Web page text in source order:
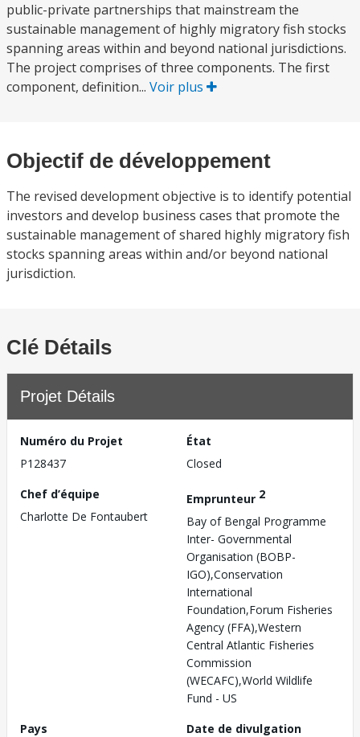
public-private partnerships that mainstream the
sustainable management of highly migratory fish stocks
spanning areas within and beyond national jurisdictions.
The project comprises of three components. The first
component, definition... Voir plus
Objectif de développement
The revised development objective is to identify potential
investors and develop business cases that promote the
sustainable management of shared highly migratory fish
stocks spanning areas within and/or beyond national
jurisdiction.
Clé Détails
Projet Détails
Numéro du Projet
P128437
État
Closed
Chef d’équipe
Charlotte De Fontaubert
Emprunteur 2
Bay of Bengal Programme
Inter- Governmental
Organisation (BOBP-
IGO),Conservation
International
Foundation,Forum Fisheries
Agency (FFA),Western
Central Atlantic Fisheries
Commission
(WECAFC),World Wildlife
Fund - US
Pays
Date de divulgation